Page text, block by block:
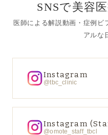
SNSで美容
医師による解説動画・症例ビ
アルな
Instagram
@tbc_clinic
Instagram
@omote_staff_tbcl